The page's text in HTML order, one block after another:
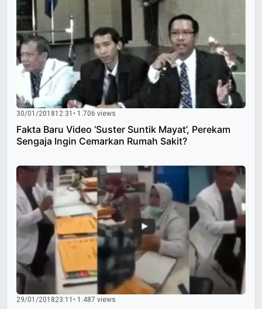
30/01/201812:31 • 1.706 views
Fakta Baru Video ‘Suster Suntik Mayat’, Perekam
Sengaja Ingin Cemarkan Rumah Sakit?
29/01/201823:11 • 1.487 views